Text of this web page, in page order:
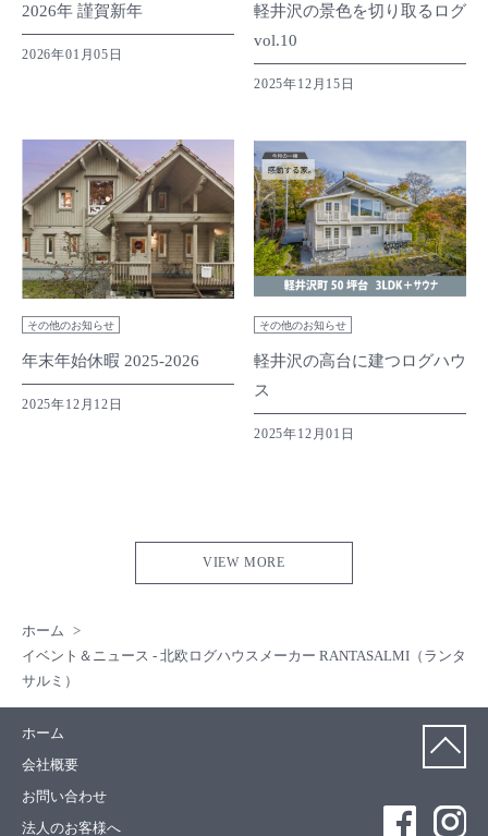
2026年 謹賀新年
2026年01月05日
軽井沢の景色を切り取るログ
vol.10
2025年12月15日
その他のお知らせ
年末年始休暇 2025-2026
2025年12月12日
その他のお知らせ
軽井沢の高台に建つログハウ
ス
2025年12月01日
VIEW MORE
ホーム
イベント＆ニュース - 北欧ログハウスメーカー RANTASALMI（ランタ
サルミ）
ホーム
会社概要
お問い合わせ
法人のお客様へ